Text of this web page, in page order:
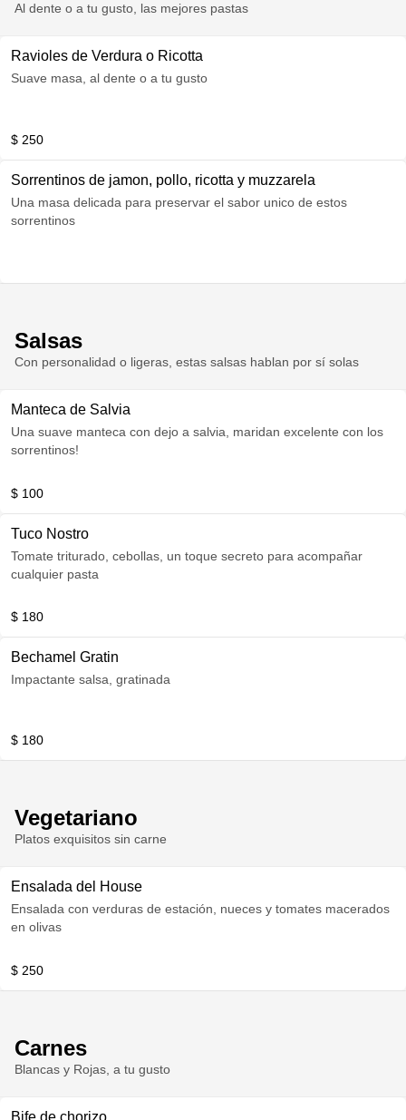
Al dente o a tu gusto, las mejores pastas
Ravioles de Verdura o Ricotta
Suave masa, al dente o a tu gusto
$ 250
Sorrentinos de jamon, pollo, ricotta y muzzarela
Una masa delicada para preservar el sabor unico de estos
sorrentinos
Salsas
Con personalidad o ligeras, estas salsas hablan por sí solas
Manteca de Salvia
Una suave manteca con dejo a salvia, maridan excelente con los
sorrentinos!
$ 100
Tuco Nostro
Tomate triturado, cebollas, un toque secreto para acompañar
cualquier pasta
$ 180
Bechamel Gratin
Impactante salsa, gratinada
$ 180
Vegetariano
Platos exquisitos sin carne
Ensalada del House
Ensalada con verduras de estación, nueces y tomates macerados
en olivas
$ 250
Carnes
Blancas y Rojas, a tu gusto
Bife de chorizo